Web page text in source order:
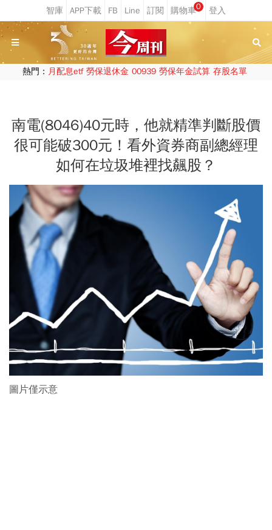
0
熱門： 月配息etf 勞保退休金 00939 勞保年金試算 存股名單
南電(8046)40元時，他就精準判斷股價
很可能破300元！看外資券商副總經理
如何在垃圾堆裡找飆股？
圖片僅示意